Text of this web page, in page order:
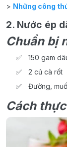
> Những công
2. Nước ép
Chuẩn bị
150 gam
2 củ cà rốt
Đường,
Cách